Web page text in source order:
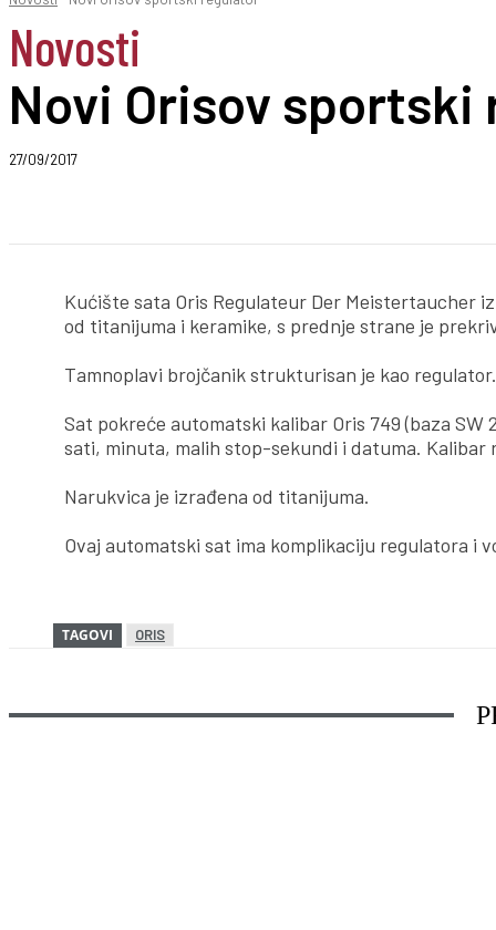
Novosti
Novi Orisov
27/09/2017
Kućište sata Oris Regulateur Der Meistertaucher
od titanijuma i keramike, s prednje strane je
Tamnoplavi brojčanik strukturisan je kao regulator.
Sat pokreće automatski kalibar Oris 749 (baza
sati, minuta, malih stop-sekundi i datuma. Kalibar
Narukvica je izrađena od titanijuma.
Ovaj automatski sat ima komplikaciju regulatora i
TAGOVI ORIS